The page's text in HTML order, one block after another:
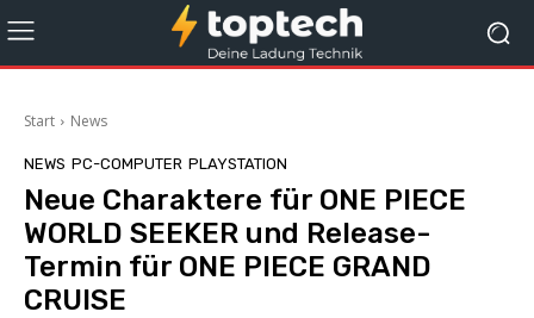
Start News
NEWS PC-COMPUTER PLAYSTATION
Neue Charaktere für ONE PIECE
WORLD SEEKER und Release-
Termin für ONE PIECE GRAND
CRUISE